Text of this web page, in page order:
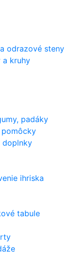
odrazové steny
a kruhy
padáky
pomôcky
doplnky
ihriska
tabule